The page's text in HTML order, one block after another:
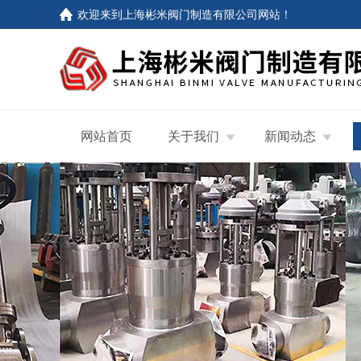
欢迎来到 上海彬米阀门制造有限公司网站 ！
网站首页 关于我们 新闻动态